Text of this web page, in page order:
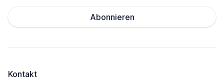
Abonnieren
Kontakt